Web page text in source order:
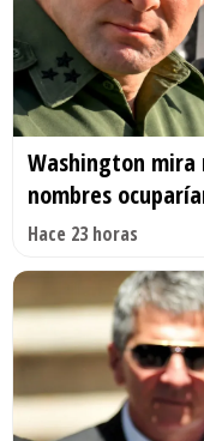
Washington mira
nombres
Hace 23 horas